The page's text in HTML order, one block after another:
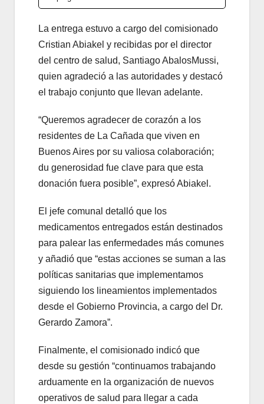
La entrega estuvo a cargo del comisionado
Cristian Abiakel y recibidas por el director
del centro de salud, Santiago AbalosMussi,
quien agradeció a las autoridades y destacó
el trabajo conjunto que llevan adelante.
“Queremos agradecer de corazón a los
residentes de La Cañada que viven en
Buenos Aires por su valiosa colaboración;
du generosidad fue clave para que esta
donación fuera posible”, expresó Abiakel.
El jefe comunal detalló que los
medicamentos entregados están destinados
para palear las enfermedades más comunes
y añadió que “estas acciones se suman a las
políticas sanitarias que implementamos
siguiendo los lineamientos implementados
desde el Gobierno Provincia, a cargo del Dr.
Gerardo Zamora”.
Finalmente, el comisionado indicó que
desde su gestión “continuamos trabajando
arduamente en la organización de nuevos
operativos de salud para llegar a cada